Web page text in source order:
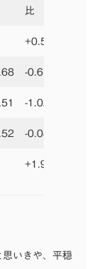
比
+0.54%
-0.61%
-1.02%
-0.08%
+1.97%
思いきや、平穏